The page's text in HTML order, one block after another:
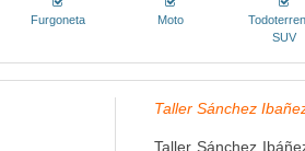
Furgoneta Moto
SUV
Taller Sánchez
Taller Sánchez